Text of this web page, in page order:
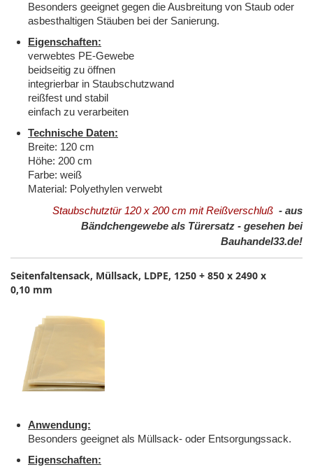
Besonders geeignet gegen die Ausbreitung von Staub oder
asbesthaltigen Stäuben bei der Sanierung.
Eigenschaften:
verwebtes PE-Gewebe
beidseitig zu öffnen
integrierbar in Staubschutzwand
reißfest und stabil
einfach zu verarbeiten
Technische Daten:
Breite: 120 cm
Höhe: 200 cm
Farbe: weiß
Material: Polyethylen verwebt
Staubschutztür 120 x 200 cm mit Reißverschluß - aus
Bändchengewebe als Türersatz - gesehen bei
Bauhandel33.de!
Seitenfaltensack, Müllsack, LDPE, 1250 + 850 x 2490 x
0,10 mm
Anwendung:
Besonders geeignet als Müllsack- oder Entsorgungssack.
Eigenschaften: